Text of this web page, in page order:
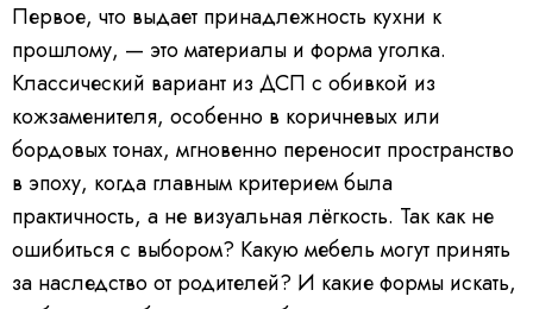
Первое, что выдает принадлежность кухни к
прошлому, — это материалы и форма уголка.
Классический вариант из ДСП с обивкой из
кожзаменителя, особенно в коричневых или
бордовых тонах, мгновенно переносит пространство
в эпоху, когда главным критерием была
практичность, а не визуальная лёгкость. Так как не
ошибиться с выбором? Какую мебель могут принять
за наследство от родителей? И какие формы искать,